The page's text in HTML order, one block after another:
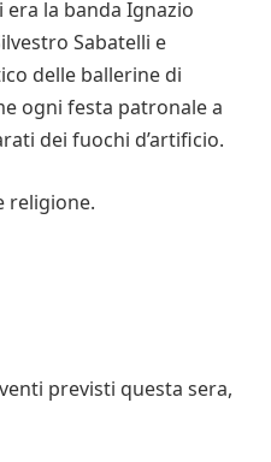
la banda Ignazio
Sabatelli e
delle ballerine di
ogni festa patronale a
dei fuochi d’artificio.
religione.
previsti questa sera,